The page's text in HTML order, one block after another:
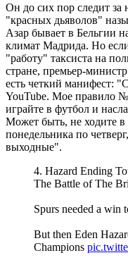
Он до сих пор следит за
"красных дьяволов"
Азар бывает в Бельгии
климат Мадрида. Но
"работу" таксиста на
стране, премьер-
есть четкий манифест:
YouTube. Мое правило
играйте в футбол и
Может быть, не ходите
понедельника по
выходные".
4. Hazard Ending
The Battle of The
Spurs needed a win
But then Eden
Champions